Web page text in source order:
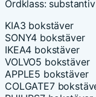
Ordklass:
KIA3 bokstäver
SONY4 bokstäver
IKEA4 bokstäver
VOLVO5 bokstäver
APPLE5 bokstäver
COLGATE7